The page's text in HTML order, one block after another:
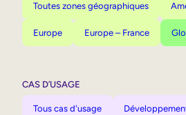
Toutes zones géographiques
Europe Europe – France
CAS D’USAGE
Tous cas d'usage